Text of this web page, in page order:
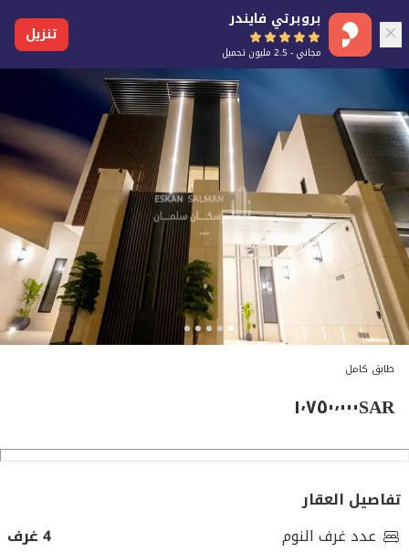
بروبرتي فايندر
مجاني - 2.5 مليون تحميل
تنزيل
طابق كامل
SAR١٬٧٥٠٬٠٠٠
تفاصيل العقار
عدد غرف النوم
4 غرف